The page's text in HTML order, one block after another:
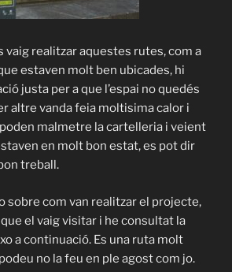
vaig realitzar aquestes rutes, com a
estaven molt ben ubicades, hi
justa per a que l’espai no quedés
altre vanda feia moltisima calor i
malmetre la cartelleria i veient
en molt bon estat, es pot dir
treball.
sobre com van realitzar el projecte,
el vaig visitar i he consultat la
a continuació. Es una ruta molt
no la feu en ple agost com jo.